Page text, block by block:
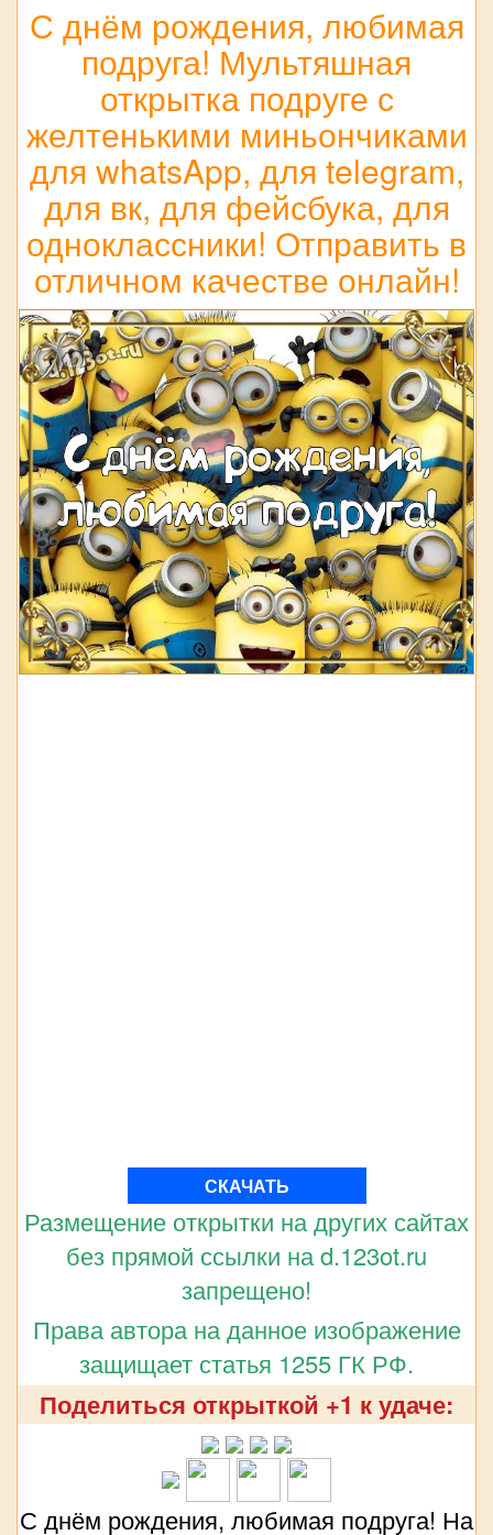
С днём рождения, любимая
подруга! Мультяшная
открытка подруге с
желтенькими миньончиками
для whatsApp, для telegram,
для вк, для фейсбука, для
одноклассники! Отправить в
отличном качестве онлайн!
СКАЧАТЬ
Размещение открытки на других сайтах
без прямой ссылки на d.123ot.ru
запрещено!
Права автора на данное изображение
защищает статья 1255 ГК РФ.
Поделиться открыткой +1 к удаче:
С днём рождения, любимая подруга! На